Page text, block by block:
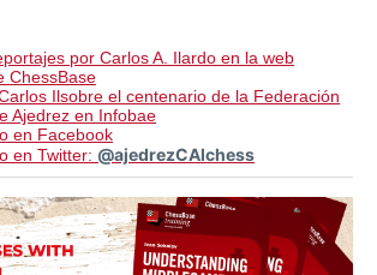
por Carlos A. Ilardo en la web
ChessBase
Ilsobre el centenario de la Federación
Ajedrez en Infobae
en Facebook
en Twitter: @ajedrezCAIchess